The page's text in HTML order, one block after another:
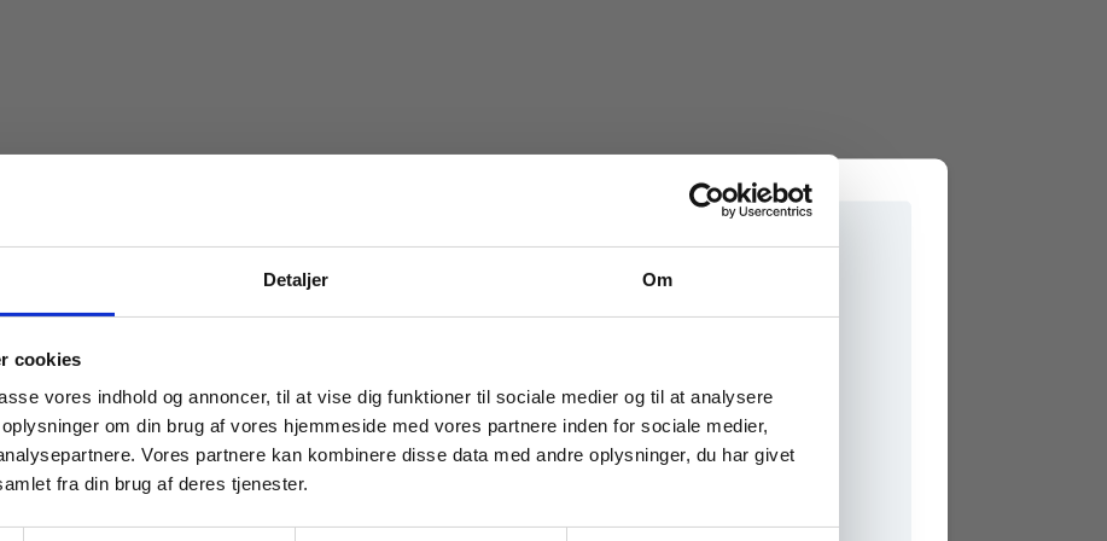
Detaljer Om
cookies
vores indhold og annoncer, til at vise dig funktioner til sociale medier og til at analysere
om din brug af vores hjemmeside med vores partnere inden for sociale medier,
Vores partnere kan kombinere disse data med andre oplysninger, du har givet
fra din brug af deres tjenester.
mm.
For institutioner og
Tilgå dine onlinematerialer